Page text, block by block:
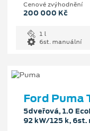
Cenové zvýhodnění
200 000 Kč
1 l
6st. manuální
Ford Puma
5dveřová, 1.0
92 kW/125 k, 6st.